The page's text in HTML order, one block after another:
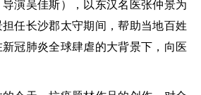
演吴佳斯），以东汉名医张仲景为
任长沙郡太守期间，帮助当地百姓
冠肺炎全球肆虐的大背景下，向医